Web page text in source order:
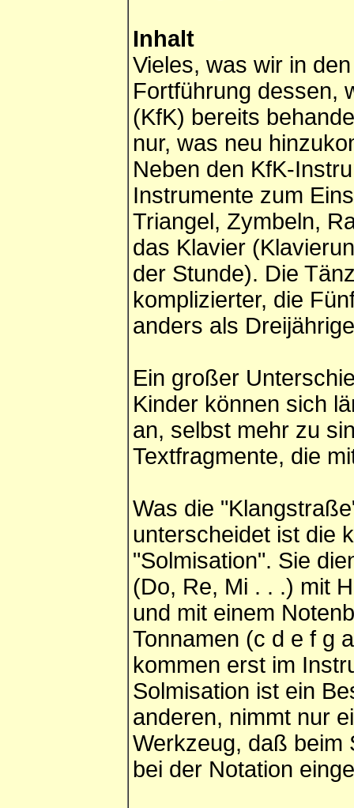
Inhalt
Vieles, was wir in
Fortführung dessen,
(KfK) bereits
nur, was neu
Neben den KfK-
Instrumente zum
Triangel, Zymbeln,
das Klavier
der Stunde). Die
komplizierter, die
anders als
Ein großer
Kinder können sich
an, selbst mehr zu
Textfragmente, die
Was die
unterscheidet ist die
"Solmisation". Sie
(Do, Re, Mi . . .) mit
und mit einem
Tonnamen (c d e f g
kommen erst im
Solmisation ist ein
anderen, nimmt nur
Werkzeug, daß beim
bei der Notation